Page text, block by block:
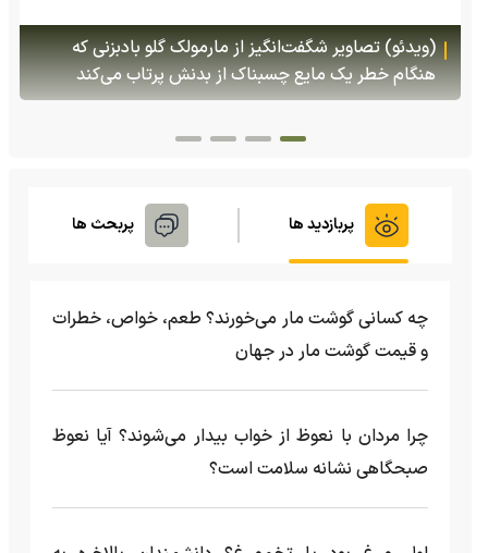
پس از ۷۰ سال؛ ببرها دوباره به سرزمین گمشده‌شان در
قزاقستان بازگشتند
پربازدید ها پربحث ها
چه کسانی گوشت مار می‌خورند؟ طعم، خواص، خطرات
و قیمت گوشت مار در جهان
چرا مردان با نعوظ از خواب بیدار می‌شوند؟ آیا نعوظ
صبحگاهی نشانه سلامت است؟